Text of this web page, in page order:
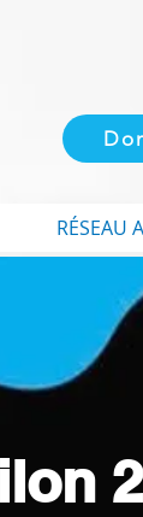
RÉSEAU